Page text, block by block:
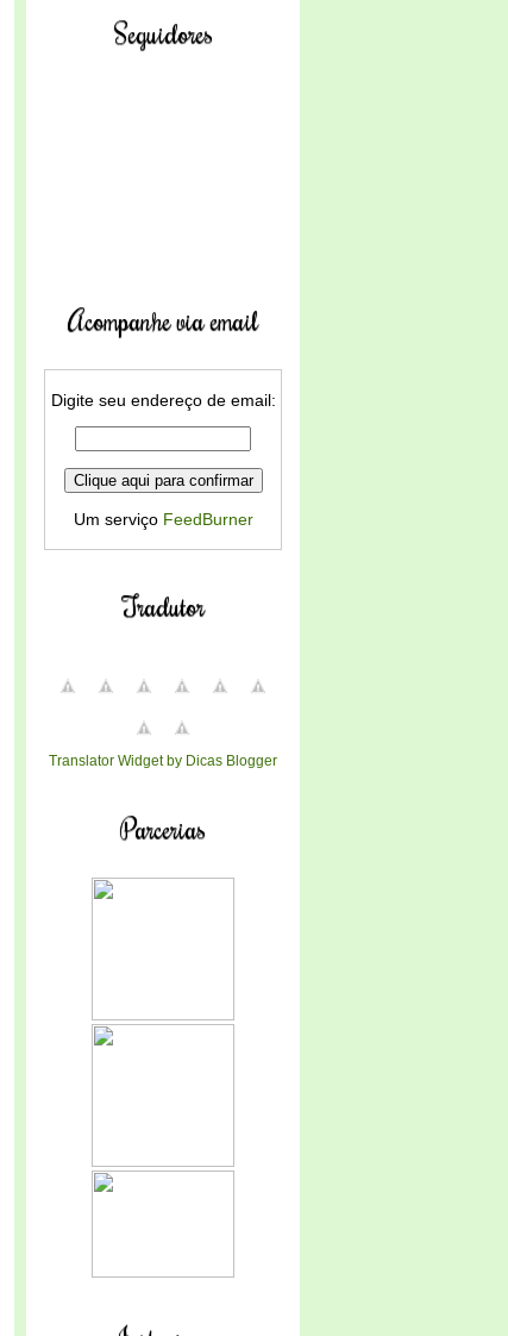
Seguidores
Acompanhe via email
Digite seu endereço de email:
Um serviço FeedBurner
Tradutor
Translator Widget by Dicas Blogger
Parcerias